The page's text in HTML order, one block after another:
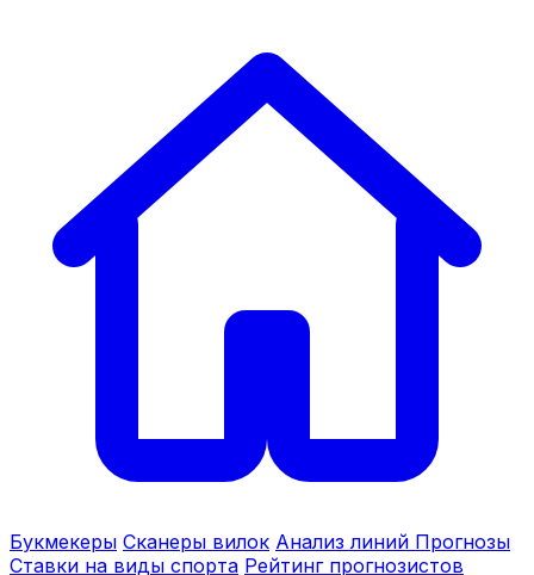
Букмекеры Сканеры вилок Анализ линий Прогнозы
Ставки на виды спорта Рейтинг прогнозистов